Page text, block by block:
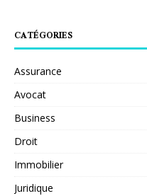
CATÉGORIES
Assurance
Avocat
Business
Droit
Immobilier
Juridique